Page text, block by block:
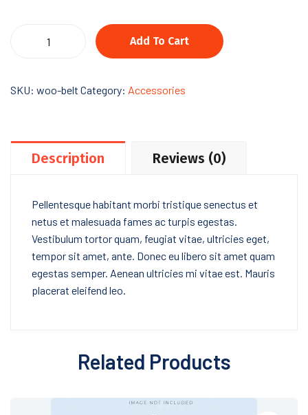
Add To Cart
SKU: woo-belt Category: Accessories
Description Reviews (0)
Pellentesque habitant morbi tristique senectus et
netus et malesuada fames ac turpis egestas.
Vestibulum tortor quam, feugiat vitae, ultricies eget,
tempor sit amet, ante. Donec eu libero sit amet quam
egestas semper. Aenean ultricies mi vitae est. Mauris
placerat eleifend leo.
Related Products